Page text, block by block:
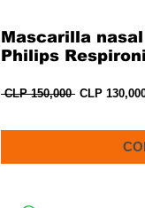
Mascarilla
Philips
CLP 150,000 Precio
CLP